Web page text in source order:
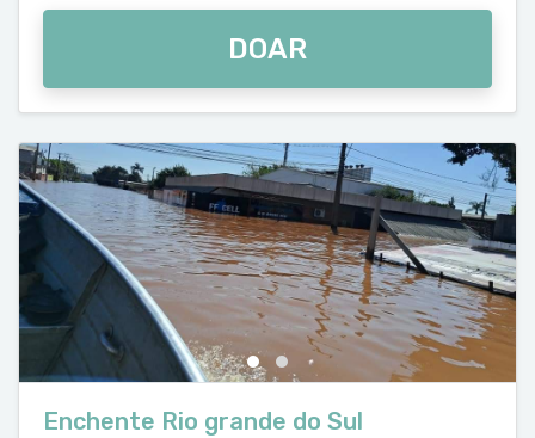
DOAR
Enchente Rio grande do Sul